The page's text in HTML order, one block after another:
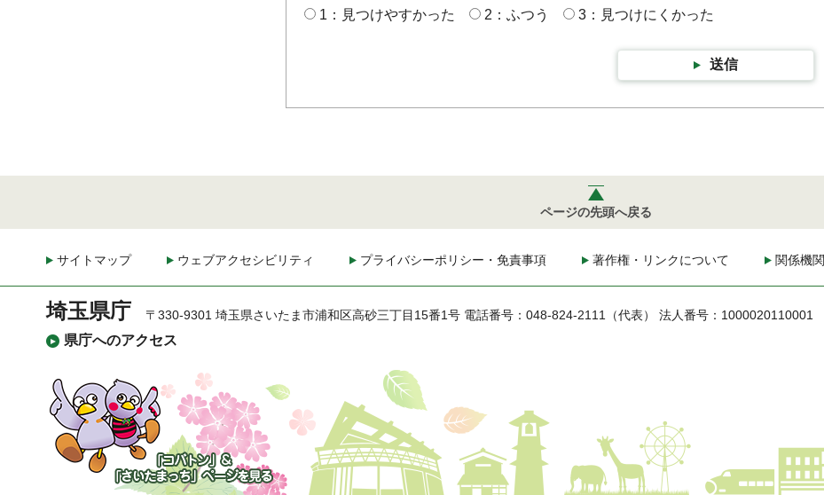
1：見つけやすかった
2：ふつう 3：見つけにくかった
送信
ページの先頭へ戻る
サイトマップ ウェブアクセシビリティ プライバシーポリシー・免責事項 著作権・リンクについて 関係機
埼玉県庁
県庁へのアクセス
〒330-9301 埼玉県さいたま市浦和区高砂三丁目15番1号 電話番号：048-824-2111（代表） 法人番号：1000020110001
「コバトン」&「さいた
まっち」